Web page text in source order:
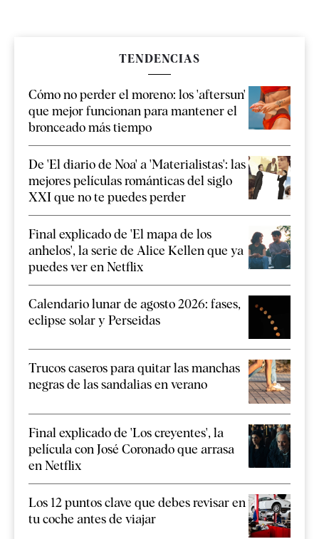
TENDENCIAS
Cómo no perder el moreno: los 'aftersun'
que mejor funcionan para mantener el
bronceado más tiempo
De 'El diario de Noa' a 'Materialistas': las
mejores películas románticas del siglo
XXI que no te puedes perder
Final explicado de 'El mapa de los
anhelos', la serie de Alice Kellen que ya
puedes ver en Netflix
Calendario lunar de agosto 2026: fases,
eclipse solar y Perseidas
Trucos caseros para quitar las manchas
negras de las sandalias en verano
Final explicado de 'Los creyentes', la
película con José Coronado que arrasa
en Netflix
Los 12 puntos clave que debes revisar en
tu coche antes de viajar